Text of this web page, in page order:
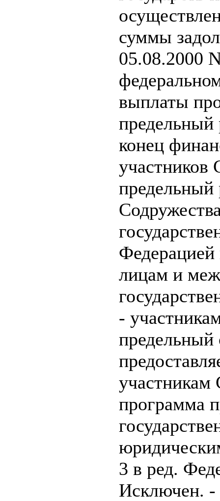
суммы
05.08.2000
выплаты
предельный
конец
участников
предельный
лицам и
-
предельный
участникам
программа
3 в ред.
Исключен. -